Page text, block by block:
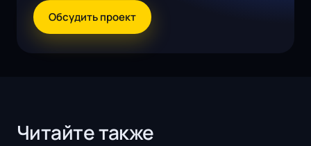
Обсудить проект
Читайте также